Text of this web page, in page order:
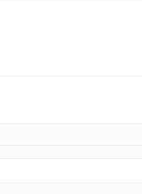
KEPEMILIKANNYA BERUBAH